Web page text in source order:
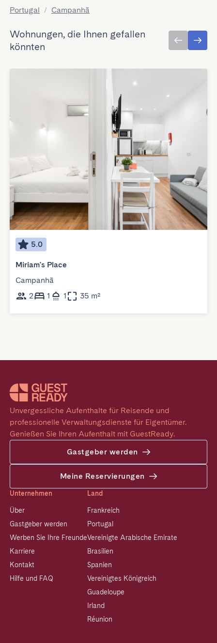
Portugal / Campanhã
Wohnungen, die Ihnen gefallen
könnten
5.0
Miriam's Place
Campanhã
2
1 1 35 m²
Unvergessliche Aufenthalte für Reisende und
professionelle Verwaltungsdienste für Eigentümer.
Genießen Sie Ihren Aufenthalt mit GuestReady.
Gastgeber werden
Meine Reservierungen
Unternehmen
Über
Gastgeber werden
Werben Sie Ihre Freunde
Karriere
Kontakt
Hilfe und FAQ
Land
Frankreich
Portugal
Vereinigte Arabische Emirate
Brasilien
Spanien
Vereinigtes Königreich
Guadeloupe
Irland
Réunion